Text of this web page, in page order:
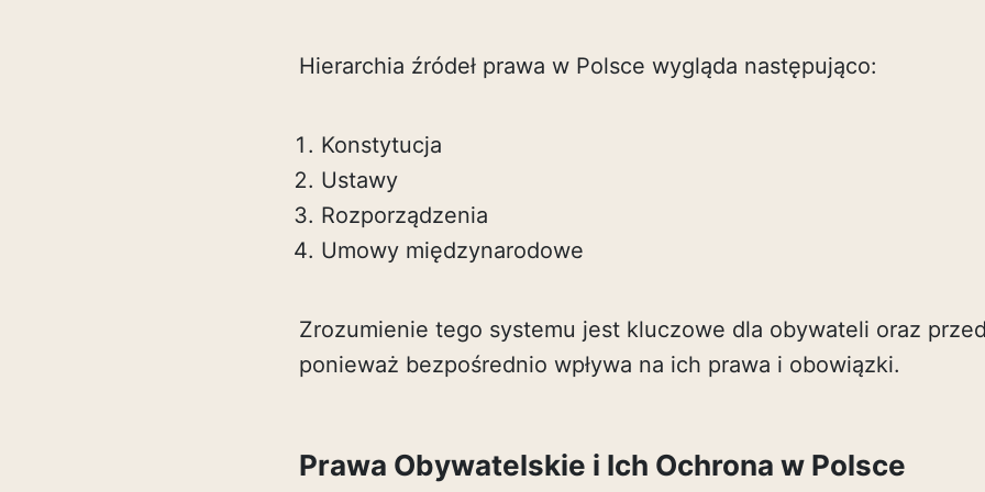
Hierarchia źródeł prawa w Polsce wygląda następująco:
Konstytucja
Ustawy
Rozporządzenia
Umowy międzynarodowe
Zrozumienie tego systemu jest kluczowe dla obywateli oraz
ponieważ bezpośrednio wpływa na ich prawa i obowiązki.
Prawa Obywatelskie i Ich Ochrona w Polsce